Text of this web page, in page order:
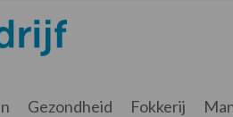
Gezondheid Fokkerij